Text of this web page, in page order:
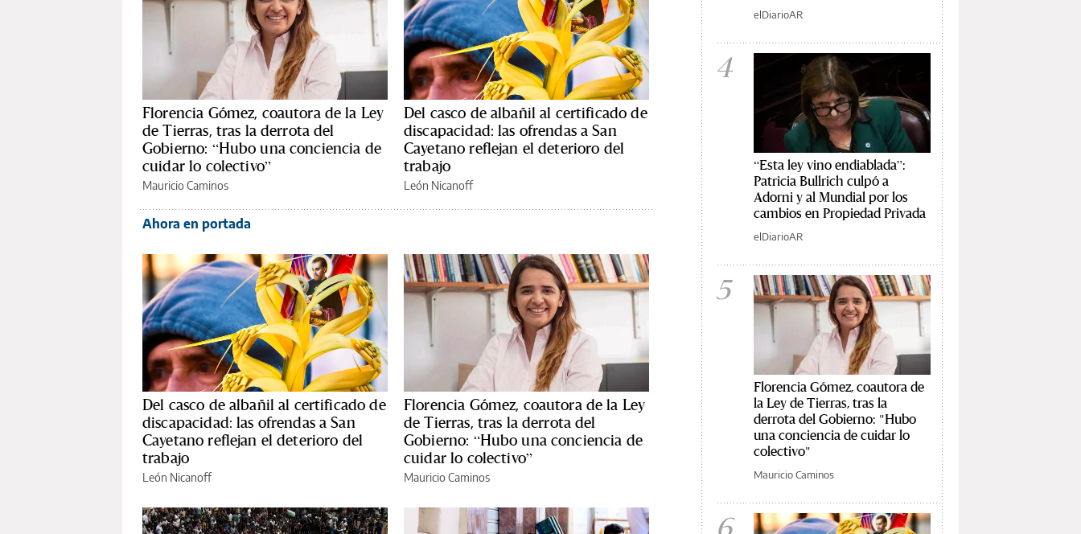
Florencia Gómez, coautora de la Ley
de Tierras, tras la derrota del
Gobierno: “Hubo una conciencia de
cuidar lo colectivo”
Mauricio Caminos
Del casco de albañil al certificado de
discapacidad: las ofrendas a San
Cayetano reflejan el deterioro del
trabajo
León Nicanoff
Ahora en portada
Del casco de albañil al certificado de
discapacidad: las ofrendas a San
Cayetano reflejan el deterioro del
trabajo
León Nicanoff
Florencia Gómez, coautora de la Ley
de Tierras, tras la derrota del
Gobierno: “Hubo una conciencia de
cuidar lo colectivo”
Mauricio Caminos
elDiarioAR
4
“Esta ley vino endiablada”:
Patricia Bullrich culpó a
Adorni y al Mundial por los
cambios en Propiedad Privada
elDiarioAR
5
Florencia Gómez, coautora de
la Ley de Tierras, tras la
derrota del Gobierno: "Hubo
una conciencia de cuidar lo
colectivo"
Mauricio Caminos
6